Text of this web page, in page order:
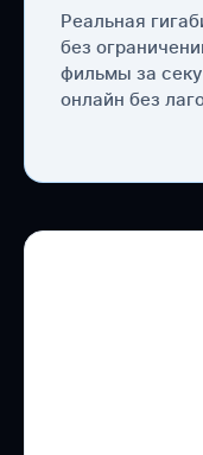
Реальная
без
фильмы за
онлайн без